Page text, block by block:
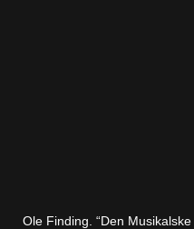
Ole Finding. “Den Musikalske